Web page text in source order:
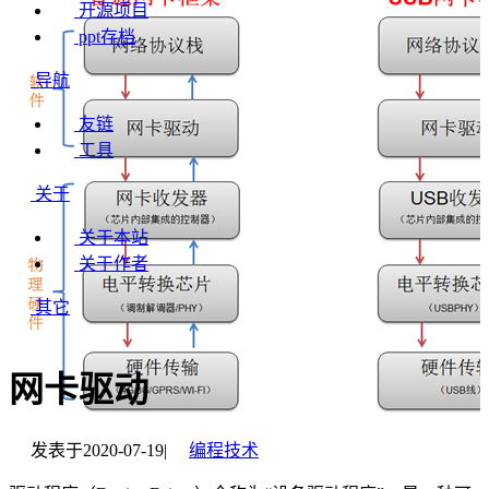
开源项目
ppt存档
导航
友链
工具
关于
关于本站
关于作者
其它
网卡驱动
发表于2020-07-19| 编程技术